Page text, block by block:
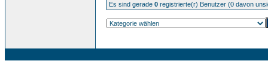
Es sind gerade 0 registrierte(r) Benutzer (0 davon